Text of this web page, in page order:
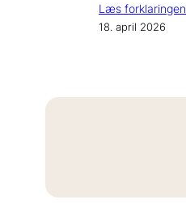
Læs forklaringen
18. april 2026